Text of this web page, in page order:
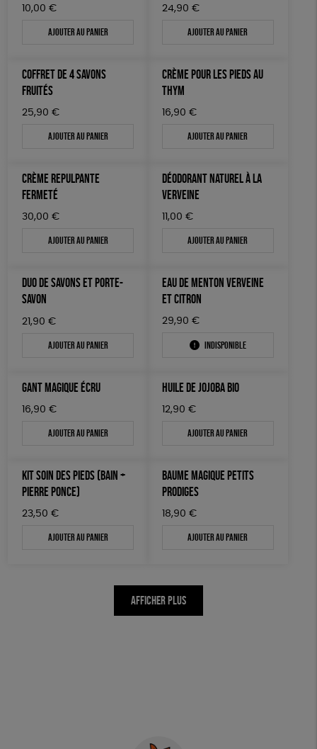
MAISON
ACCESSOIRES
PAPETERIE
LIVRES
TOUT
Nouveauté
Prix : du - cher au + cher
50 € - 100 €
150 € - 200 €
Plus de 200€
Couleur
Mots clés
Fabriqué en France Agriculture Biologique
Biodégradable FSC
Fabrication artisanale Oeko-Tex
10,00 €
Ajouter au panier
24,90 €
Ajouter au panier
COFFRET DE 4 SAVONS
FRUITÉS
25,90 €
Ajouter au panier
CRÈME POUR LES PIEDS AU
THYM
16,90 €
Ajouter au panier
CRÈME REPULPANTE
FERMETÉ
30,00 €
Ajouter au panier
DÉODORANT NATUREL À LA
VERVEINE
11,00 €
Ajouter au panier
DUO DE SAVONS ET PORTE-
SAVON
21,90 €
Ajouter au panier
EAU DE MENTON VERVEINE
ET CITRON
29,90 €
Indisponible
GANT MAGIQUE ÉCRU
16,90 €
Ajouter au panier
HUILE DE JOJOBA BIO
12,90 €
Ajouter au panier
KIT SOIN DES PIEDS (BAIN +
PIERRE PONCE)
23,50 €
Ajouter au panier
BAUME MAGIQUE PETITS
PRODIGES
18,90 €
Ajouter au panier
AFFICHER PLUS